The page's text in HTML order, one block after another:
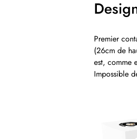
Premier
(26cm de
est, comme
Impossible